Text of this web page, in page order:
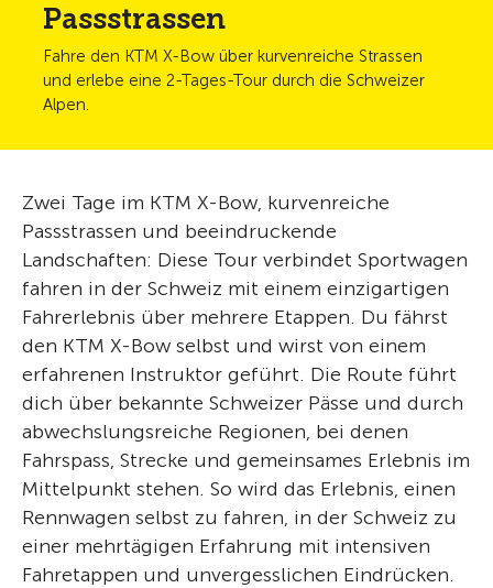
Passstrassen
Fahre den KTM X-Bow über kurvenreiche Strassen
und erlebe eine 2-Tages-Tour durch die Schweizer
Alpen.
Zwei Tage im KTM X-Bow, kurvenreiche
Passstrassen und beeindruckende
Landschaften: Diese Tour verbindet Sportwagen
fahren in der Schweiz mit einem einzigartigen
Fahrerlebnis über mehrere Etappen. Du fährst
den KTM X-Bow selbst und wirst von einem
erfahrenen Instruktor geführt. Die Route führt
dich über bekannte Schweizer Pässe und durch
abwechslungsreiche Regionen, bei denen
Fahrspass, Strecke und gemeinsames Erlebnis im
Mittelpunkt stehen. So wird das Erlebnis, einen
Rennwagen selbst zu fahren, in der Schweiz zu
einer mehrtägigen Erfahrung mit intensiven
Fahretappen und unvergesslichen Eindrücken.